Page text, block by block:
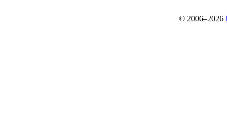
© 2006–2026